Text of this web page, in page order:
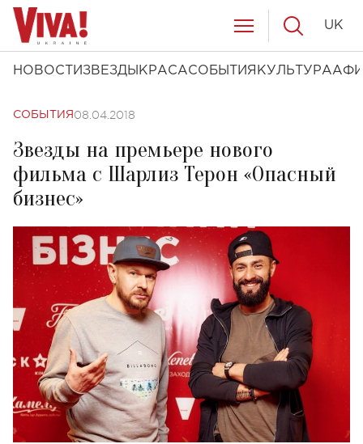
НОВОСТИ ЗВЕЗДЫ КРАСАСОБЫТИЯ КУЛЬТУРА
UK
СОБЫТИЯ 08.04.2018
Звезды на премьере нового
фильма с Шарлиз Терон «Опасный
бизнес»